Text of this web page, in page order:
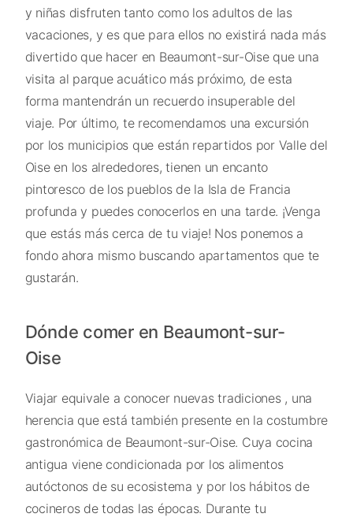
y niñas disfruten tanto como los adultos de las
vacaciones, y es que para ellos no existirá nada más
divertido que hacer en Beaumont-sur-Oise que una
visita al parque acuático más próximo, de esta
forma mantendrán un recuerdo insuperable del
viaje. Por último, te recomendamos una excursión
por los municipios que están repartidos por Valle del
Oise en los alrededores, tienen un encanto
pintoresco de los pueblos de la Isla de Francia
profunda y puedes conocerlos en una tarde. ¡Venga
que estás más cerca de tu viaje! Nos ponemos a
fondo ahora mismo buscando apartamentos que te
gustarán.
Dónde comer en Beaumont-sur-
Oise
Viajar equivale a conocer nuevas tradiciones , una
herencia que está también presente en la costumbre
gastronómica de Beaumont-sur-Oise. Cuya cocina
antigua viene condicionada por los alimentos
autóctonos de su ecosistema y por los hábitos de
cocineros de todas las épocas. Durante tu